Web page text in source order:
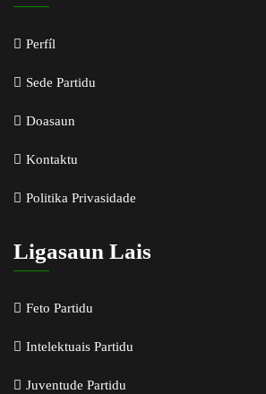
Perfíl
Sede Partidu
Doasaun
Kontaktu
Politika Privasidade
Ligasaun Lais
Feto Partidu
Intelektuais Partidu
Juventude Partidu